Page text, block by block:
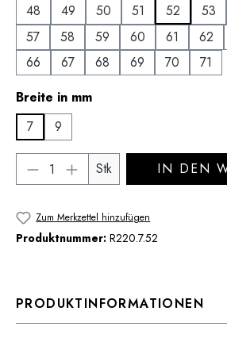
48
49 50 51 52 53
57
58 59 60 61 62
66
67 68 69 70
71
Breite in mmauswählen
7
9
Produkt Anzahl: Gib den
Stk IN DEN
Zum Merkzettel hinzufügen
Produktnummer: R220.7.52
PRODUKTINFORMATIONEN